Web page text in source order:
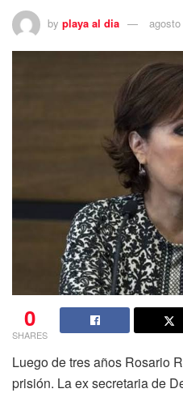
by playa al dia
0
SHARES
Luego de tres años Rosario
prisión. La ex secretaria de